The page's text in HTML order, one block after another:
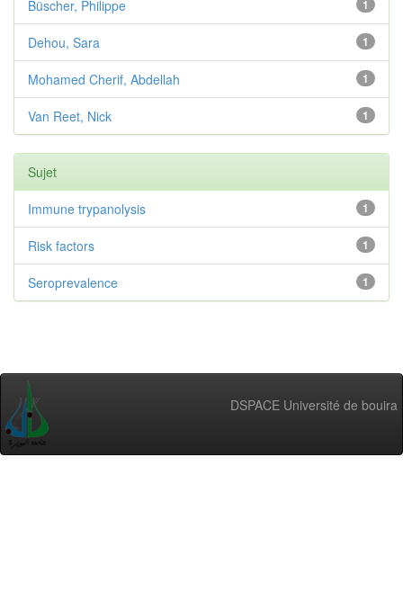
1
Büscher, Philippe
1
Dehou, Sara
1
Mohamed Cherif, Abdellah
1
Van Reet, Nick
Sujet
1
Immune trypanolysis
1
Risk factors
1
Seroprevalence
DSPACE Université de bouira